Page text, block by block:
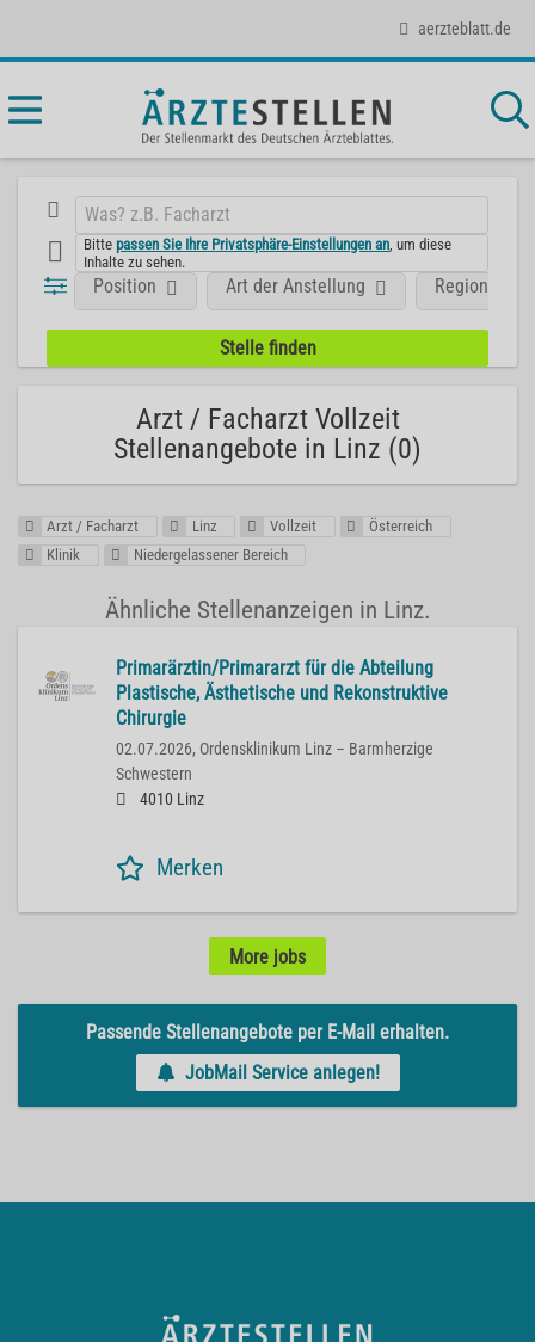
aerzteblatt.de
Bittepassen Sie Ihre Privatsphäre-Einstellungen an , um diese
Inhalte zu sehen.
Position Art der Anstellung Region
Arzt / Facharzt Vollzeit
Stellenangebote in Linz (0)
Arzt / Facharzt Linz Vollzeit
Österreich
Klinik
Niedergelassener Bereich
Ähnliche Stellenanzeigen in Linz.
Primarärztin/Primararzt für die Abteilung
Plastische, Ästhetische und Rekonstruktive
Chirurgie
02.07.2026, Ordensklinikum Linz – Barmherzige
Schwestern
4010 Linz
Merken
More jobs
Passende Stellenangebote per E-Mail erhalten.
JobMail Service anlegen!